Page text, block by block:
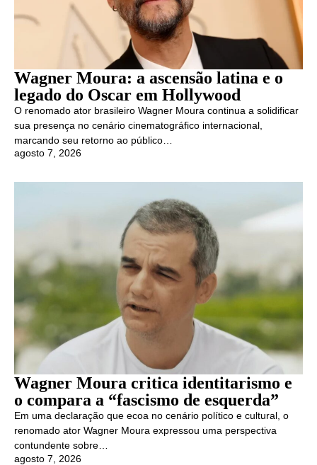
Wagner Moura: a ascensão latina e o
legado do Oscar em Hollywood
O renomado ator brasileiro Wagner Moura continua a solidificar
sua presença no cenário cinematográfico internacional,
marcando seu retorno ao público…
agosto 7, 2026
Wagner Moura critica identitarismo e
o compara a “fascismo de esquerda”
Em uma declaração que ecoa no cenário político e cultural, o
renomado ator Wagner Moura expressou uma perspectiva
contundente sobre…
agosto 7, 2026